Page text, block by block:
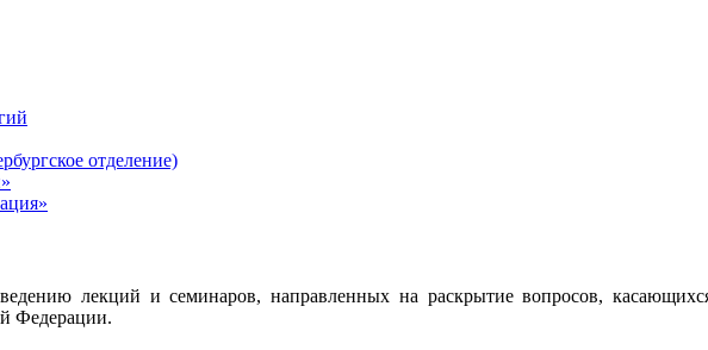
отделение)
лекций и семинаров, направленных на раскрытие вопросов,
Федерации.